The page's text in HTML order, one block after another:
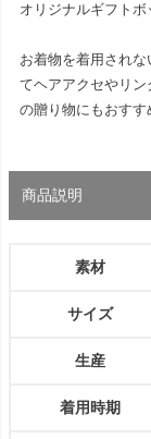
オリジナルギフトボ
お着物を着用され
てヘアアクセやリ
の贈り物にもおすす
商品説明
素材
サイズ
生産
着用時期